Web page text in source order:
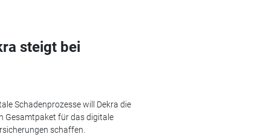
steigt bei
Schadenprozesse will Dekra die
Gesamtpaket für das digitale
schaffen.